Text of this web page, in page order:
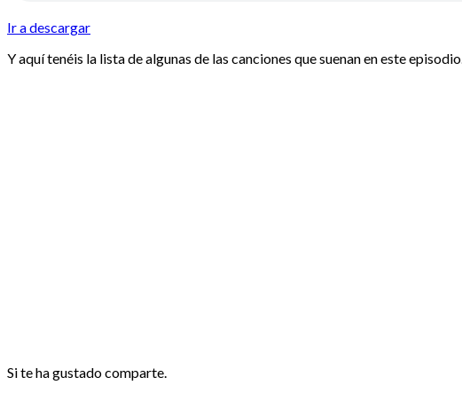
Ir a descargar
Y aquí tenéis la lista de algunas de las canciones que suenan en este episodio.
Si te ha gustado comparte.